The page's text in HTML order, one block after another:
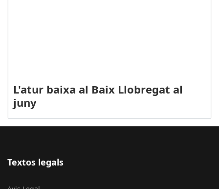
L'atur baixa al Baix Llobregat al
juny
Textos legals